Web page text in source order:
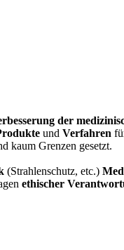
der
und Verfahren
kaum Grenzen gesetzt.
(Strahlenschutz, etc.)
ethischer